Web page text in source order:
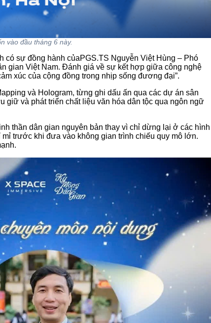
vào đầu tháng 6 này.
sự đồng hành củaPGS.TS Nguyễn Việt Hùng – Phó
gian Việt Nam. Đánh giá về sự kết hợp giữa công nghệ
xúc của cộng đồng trong nhịp sống đương đại”.
và Hologram, từng ghi dấu ấn qua các dự án sân
giữ và phát triển chất liệu văn hóa dân tộc qua ngôn ngữ
thần dân gian nguyên bản thay vì chỉ dừng lại ở các hình
trước khi đưa vào không gian trình chiếu quy mô lớn.